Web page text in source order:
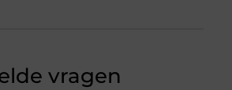
vragen